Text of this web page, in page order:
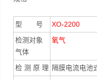
型 号
XO-2200
检测对象
气体
氧气
检 测 原 理 隔膜电流电池